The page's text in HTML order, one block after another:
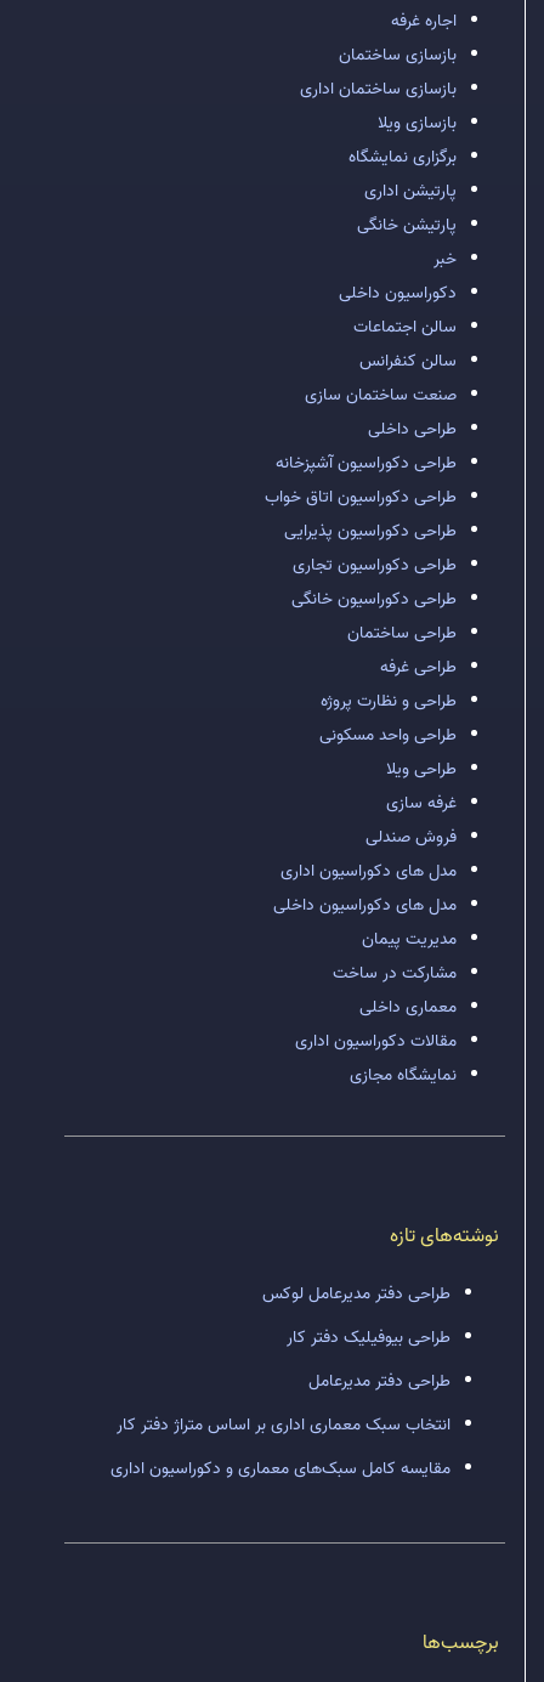
اجاره غرفه
بازسازی ساختمان
بازسازی ساختمان اداری
بازسازی ویلا
برگزاری نمایشگاه
پارتیشن اداری
پارتیشن خانگی
خبر
دکوراسیون داخلی
سالن اجتماعات
سالن کنفرانس
صنعت ساختمان سازی
طراحی داخلی
طراحی دکوراسیون آشپزخانه
طراحی دکوراسیون اتاق خواب
طراحی دکوراسیون پذیرایی
طراحی دکوراسیون تجاری
طراحی دکوراسیون خانگی
طراحی ساختمان
طراحی غرفه
طراحی و نظارت پروژه
طراحی واحد مسکونی
طراحی ویلا
غرفه سازی
فروش صندلی
مدل های دکوراسیون اداری
مدل های دکوراسیون داخلی
مدیریت پیمان
مشارکت در ساخت
معماری داخلی
مقالات دکوراسیون اداری
نمایشگاه مجازی
نوشته‌های تازه
طراحی دفتر مدیرعامل لوکس
طراحی بیوفیلیک دفتر کار
طراحی دفتر مدیرعامل
انتخاب سبک معماری اداری بر اساس متراژ دفتر کار
مقایسه کامل سبک‌های معماری و دکوراسیون اداری
برچسب‌ها